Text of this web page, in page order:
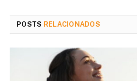
POSTS RELACIONADOS